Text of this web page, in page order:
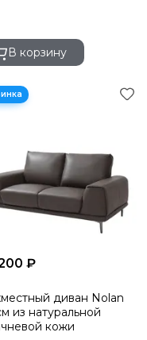
В корзину
₽
диван Nolan
из натуральной
кожи